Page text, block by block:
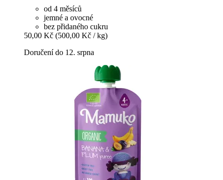
od 4 měsíců
jemné a ovocné
bez přidaného cukru
50,00 Kč (500,00 Kč / kg)
Doručení do 12. srpna